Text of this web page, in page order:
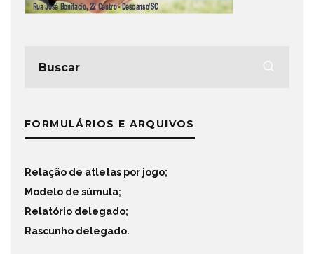
FORMULÁRIOS E ARQUIVOS
Relação de atletas por jogo;
Modelo de súmula;
Relatório delegado;
Rascunho delegado.